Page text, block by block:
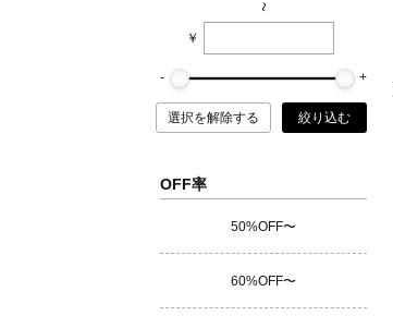
~
￥
選択を解除する 絞り込む
OFF率
50%OFF〜
60%OFF〜